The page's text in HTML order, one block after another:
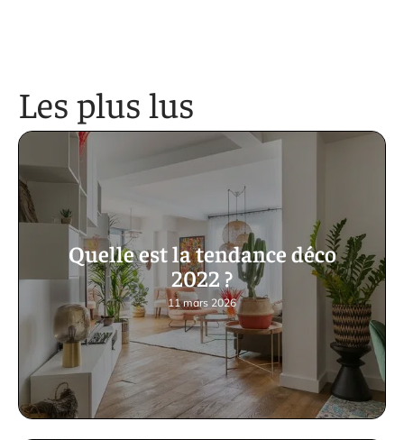
Les plus lus
Quelle est la tendance déco
2022 ?
11 mars 2026